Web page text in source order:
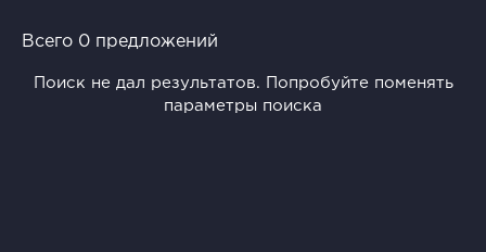
Всего 0 предложений
Поиск не дал результатов. Попробуйте поменять
параметры поиска